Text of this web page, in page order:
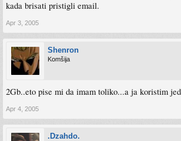
kada brisati pristigli email.
Apr 3, 2005
Shenron
Komšija
2Gb..eto pise mi da imam toliko...a ja koristim
Apr 4, 2005
.Dzahdo.